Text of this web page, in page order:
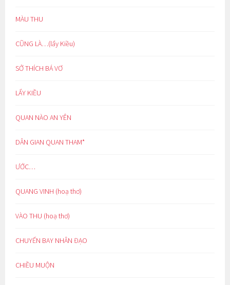
MÀU THU
CŨNG LÀ…(lẩy Kiều)
SỞ THÍCH BÁ VƠ
LẨY KIỀU
QUAN NÀO AN YÊN
DÂN GIAN QUAN THAM*
ƯỚC…
QUANG VINH (hoạ thơ)
VÀO THU (hoạ thơ)
CHUYẾN BAY NHÂN ĐẠO
CHIỀU MUỘN